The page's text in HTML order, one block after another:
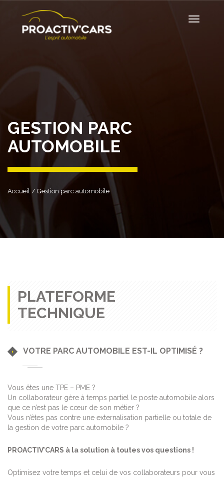
GESTION PARC
AUTOMOBILE
Accueil / Gestion parc automobile
PLATEFORME
TECHNIQUE
VOTRE PARC AUTOMOBILE EST-IL OPTIMISÉ ?
Vous êtes une TPE – PME ?
Un collaborateur gère à temps partiel le poste automobile alors
que ce n’est pas le cœur de son métier ?
Vous n’êtes pas contre une externalisation partielle ou totale de
la gestion de votre parc automobile ?
PROACTIV’CARS à la solution à toutes vos questions !
Optimisez votre temps et celui de vos collaborateurs pour vous